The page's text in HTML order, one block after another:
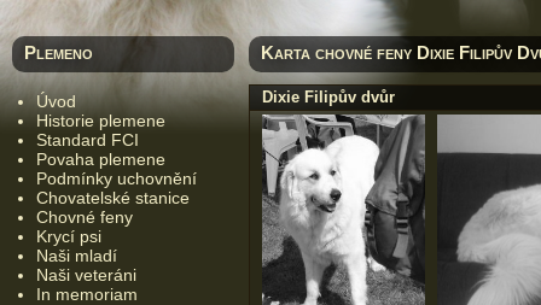
Karta chovné feny Dixie Filipův
Dixie Filipův dvůr
Plemeno
Úvod
Historie plemene
Standard FCI
Povaha plemene
Podmínky uchovnění
Chovatelské stanice
Chovné feny
Krycí psi
Naši mladí
Naši veteráni
In memoriam